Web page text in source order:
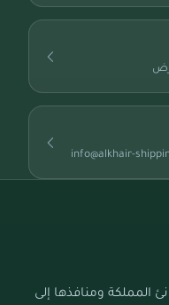
info@alkhair-
المملكة ومنافذها إلى